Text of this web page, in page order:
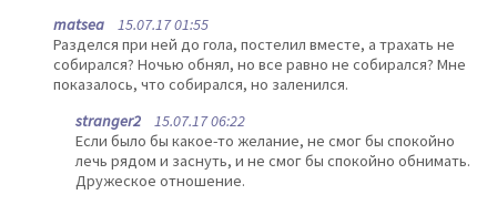
matsea 15.07.17 01:55
Разделся при ней до гола, постелил вместе, а трахать не
собирался? Ночью обнял, но все равно не собирался? Мне
показалось, что собирался, но заленился.
stranger2 15.07.17 06:22
Если было бы какое-то желание, не смог бы спокойно
лечь рядом и заснуть, и не смог бы спокойно обнимать.
Дружеское отношение.